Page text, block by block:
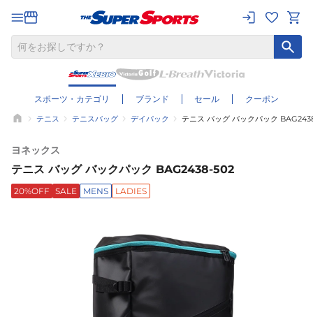
スポーツ・カテゴリ ブランド セール クーポン
テニス テニスバッグ デイパック テニス バッグ バックパック
ヨネックス
テニス バッグ バックパック BAG2438-502
20%OFF SALE MENS LADIES